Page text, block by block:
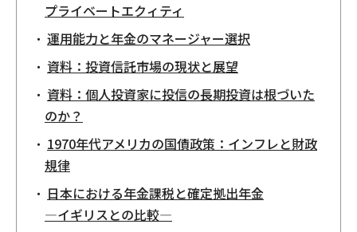
プライベートエクィティ
運用能力と年金のマネージャー選択
資料：投資信託市場の現状と展望
資料：個人投資家に投信の長期投資は根づいた
のか？
1970年代アメリカの国債政策：インフレと財政
規律
日本における年金課税と確定拠出年金
―イギリスとの比較―